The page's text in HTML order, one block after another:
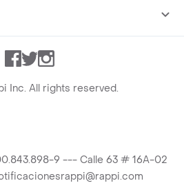
Facebook
TwitterInstagram
Inc. All rights reserved.
9 --- Calle 63 # 16A-02